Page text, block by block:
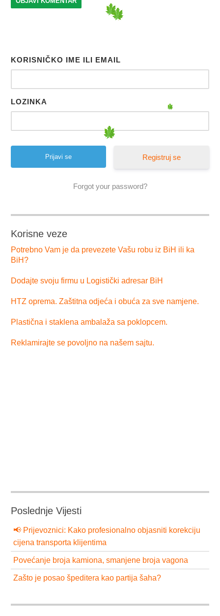
KORISNIČKO IME ILI EMAIL
LOZINKA
Registruj se
Forgot your password?
Korisne veze
Potrebno Vam je da prevezete Vašu robu iz BiH ili ka
BiH?
Dodajte svoju firmu u Logistički adresar BiH
HTZ oprema. Zaštitna odjeća i obuća za sve namjene.
Plastična i staklena ambalaža sa poklopcem.
Reklamirajte se povoljno na našem sajtu.
Poslednje Vijesti
📢 Prijevoznici: Kako profesionalno objasniti korekciju
cijena transporta klijentima
Povećanje broja kamiona, smanjene broja vagona
Zašto je posao špeditera kao partija šaha?